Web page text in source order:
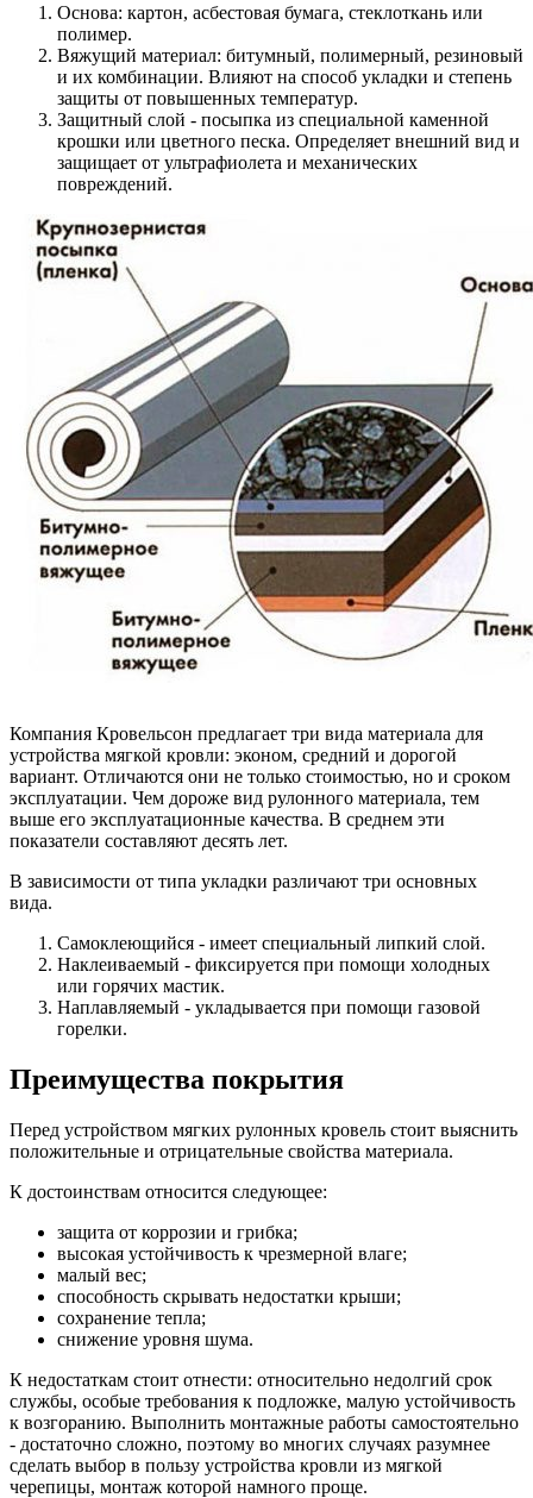
Основа: картон, асбестовая бумага, стеклоткань или
полимер.
Вяжущий материал: битумный, полимерный, резиновый
и их комбинации. Влияют на способ укладки и степень
защиты от повышенных температур.
Защитный слой - посыпка из специальной каменной
крошки или цветного песка. Определяет внешний вид и
защищает от ультрафиолета и механических
повреждений.
Компания Кровельсон предлагает три вида материала для
устройства мягкой кровли: эконом, средний и дорогой
вариант. Отличаются они не только стоимостью, но и сроком
эксплуатации. Чем дороже вид рулонного материала, тем
выше его эксплуатационные качества. В среднем эти
показатели составляют десять лет.
В зависимости от типа укладки различают три основных
вида.
Самоклеющийся - имеет специальный липкий слой.
Наклеиваемый - фиксируется при помощи холодных
или горячих мастик.
Наплавляемый - укладывается при помощи газовой
горелки.
Преимущества покрытия
Перед устройством мягких рулонных кровель стоит выяснить
положительные и отрицательные свойства материала.
К достоинствам относится следующее:
защита от коррозии и грибка;
высокая устойчивость к чрезмерной влаге;
малый вес;
способность скрывать недостатки крыши;
сохранение тепла;
снижение уровня шума.
К недостаткам стоит отнести: относительно недолгий срок
службы, особые требования к подложке, малую устойчивость
к возгоранию. Выполнить монтажные работы самостоятельно
- достаточно сложно, поэтому во многих случаях разумнее
сделать выбор в пользу устройства кровли из мягкой
черепицы, монтаж которой намного проще.